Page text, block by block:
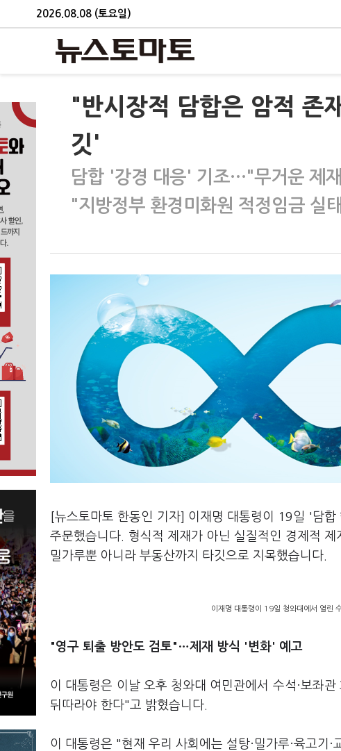
2026.08.08 (토요일)
"반시장적 담합은 암적
깃'
담합 '강경 대응' 기조…"무거운 제
"지방정부 환경미화원 적정임금 실
[뉴스토마토 한동인 기자] 이재명 대통령이 19일 '담
주문했습니다. 형식적 제재가 아닌 실질적인 경제적
밀가루뿐 아니라 부동산까지 타깃으로 지목했습니다.
이재명 대통령이 19일 청와대에서 열린
"영구 퇴출 방안도 검토"…제재 방식 '변화' 예고
이 대통령은 이날 오후 청와대 여민관에서 수석·보좌
뒤따라야 한다"고 밝혔습니다.
이 대통령은 "현재 우리 사회에는 설탕·밀가루·육고기